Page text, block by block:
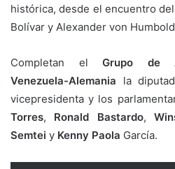
histórica, desde el encuentro
Bolívar y Alexander von
Completan elGrupo de
Venezuela-Alemania la
vicepresidenta y los
Torres, Ronald Bastardo,
Semtei y Kenny Paola García.